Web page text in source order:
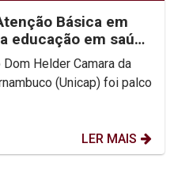
Básica em
educação em saúde
Helder Camara da
(Unicap) foi palco
LER MAIS